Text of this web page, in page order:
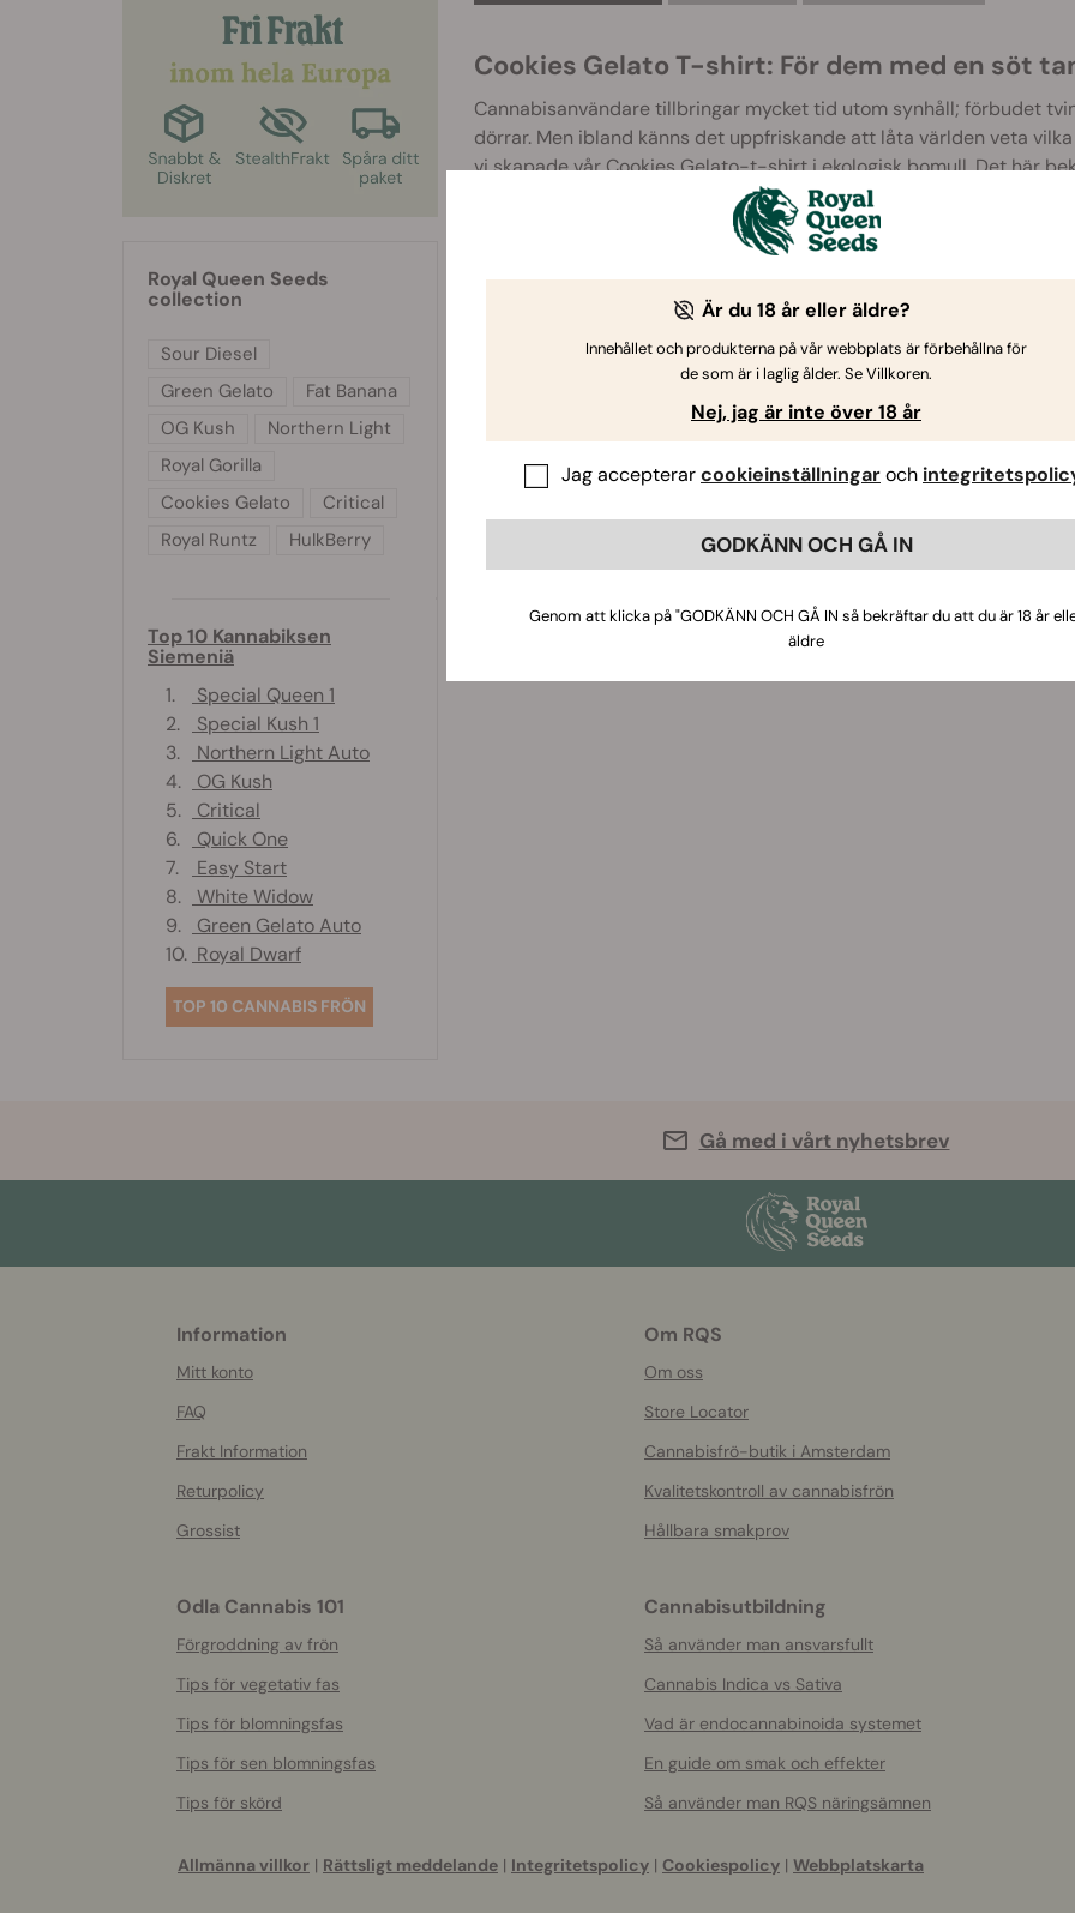
Cookies Gelato T-shirt: För dem med en söt
Cannabisanvändare tillbringar mycket tid utom synhåll; förbudet
dörrar. Men ibland känns det uppfriskande att låta världen veta
vi skapade vår Cookies Gelato-t-shirt i ekologisk bomull. Det här
kraftfulla och smakrika sorterna i vår katalog, utan det låter
går. Den lågmälda designen har en svart duk, enkla vita bokstäver
kommer inte att känna dig alltför exponerad samtidigt som du
Denna bekväma t-shirt finns i storlekarna S, M, L & XL och kommer
Royal Queen Seeds
collection
Sour Diesel
Green Gelato
Fat Banana
OG Kush
Northern Light
Royal Gorilla
Cookies Gelato
Critical
Royal Runtz
HulkBerry
Top 10 Kannabiksen
Siemeniä
1.
Special Queen 1
2.
Special Kush 1
3.
Northern Light Auto
4.
OG Kush
5.
Critical
6.
Quick One
7.
Easy Start
8.
White Widow
9.
Green Gelato Auto
10. Royal Dwarf
TOP 10 CANNABIS FRÖN
Gå med i vårt nyhetsbrev
Information
Mitt konto
FAQ
Frakt Information
Returpolicy
Grossist
Om RQS
Om oss
Store Locator
Cannabisfrö-butik i Amsterdam
Kvalitetskontroll av cannabisfrön
Hållbara smakprov
Odla Cannabis 101
Förgroddning av frön
Tips för vegetativ fas
Tips för blomningsfas
Tips för sen blomningsfas
Tips för skörd
Cannabisutbildning
Så använder man ansvarsfullt
Cannabis Indica vs Sativa
Vad är endocannabinoida systemet
En guide om smak och effekter
Så använder man RQS näringsämnen
Allmänna villkor | Rättsligt meddelande | Integritetspolicy | Cookiespolicy | Webbplatskarta
Är du 18 år eller äldre?
Innehållet och produkterna på vår webbplats är förbehållna för
de som är i laglig ålder. Se Villkoren.
Nej, jag är inte över 18 år
Jag accepterarcookieinställningaroch
GODKÄNN OCH GÅ IN
Genom att klicka på "GODKÄNN OCH GÅ IN så bekräftar du att du är 18 år
äldre